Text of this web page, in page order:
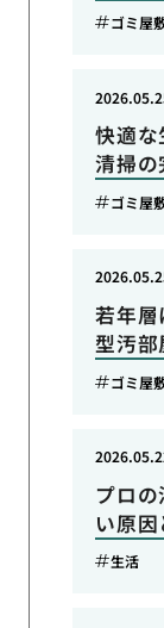
ゴミ屋
快適
清掃
ゴミ屋
若年層
型汚部
ゴミ屋
プロ
い原
生活